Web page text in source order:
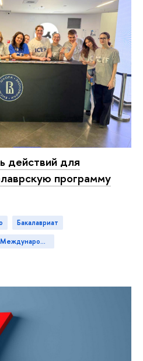
действий для
программу
бакалавриат
и финансам»